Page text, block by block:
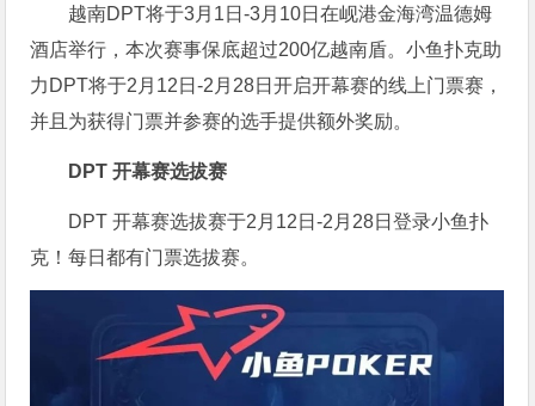
越南DPT将于3月1日-3月10日在岘港金海湾温德姆
酒店举行，本次赛事保底超过200亿越南盾。小鱼扑克助
力DPT将于2月12日-2月28日开启开幕赛的线上门票赛，
并且为获得门票并参赛的选手提供额外奖励。
DPT 开幕赛选拔赛
DPT 开幕赛选拔赛于2月12日-2月28日登录小鱼扑
克！每日都有门票选拔赛。